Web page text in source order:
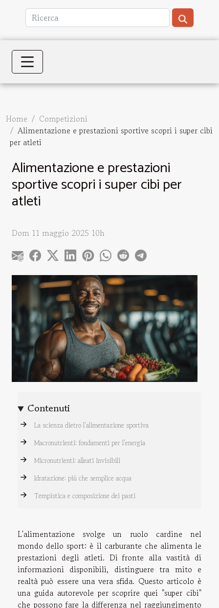
Home
Competizioni
Alimentazione e prestazioni sportive scopri i super cibi
per atleti
Alimentazione e prestazioni
sportive scopri i super cibi per
atleti
Dom 11 maggio 2025 10h
Contenuti
La scienza dietro l'alimentazione sportiva
Macronutrienti: fondamenti per l'energia
Micronutrienti: alleati invisibili
Idratazione: più che semplice acqua
Tempistica e composizione dei pasti
L'alimentazione svolge un ruolo cardine nel
mondo dello sport: è il carburante che alimenta le
prestazioni degli atleti. Di fronte alla vastità di
informazioni disponibili, distinguere tra mito e
realtà può essere una vera sfida. Questo articolo è
una guida autorevole per scoprire quei "super cibi"
che possono fare la differenza nel raggiungimento